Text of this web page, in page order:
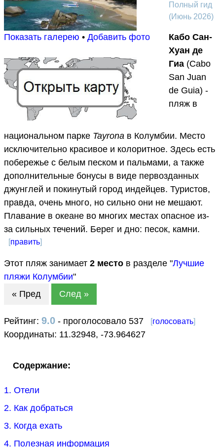
Показать галерею • Добавить фото
Полный гид
(Июнь 2026)
Кабо Сан-
Хуан де
Гиа (Cabo
San Juan
de Guia) -
пляж в
национальном парке Tayrona в Колумбии. Место
исключительно красивое и колоритное. Здесь есть
побережье с белым песком и пальмами, а также
дополнительные бонусы в виде первозданных
джунглей и покинутый город индейцев. Туристов,
правда, очень много, но сильно они не мешают.
Плавание в океане во многих местах опасное из-
за сильных течений. Берег и дно: песок, камни.
[править]
Этот пляж занимает 2 место в разделе "Лучшие
пляжи Колумбии"
« Пред
След »
Рейтинг: 9.0 - проголосовало 537 [голосовать]
Координаты: 11.32948, -73.964627
Содержание:
1. Отели
2. Как добраться
3. Когда ехать
4. Полезная информация